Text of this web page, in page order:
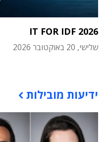
IT FOR IDF 2026
שלישי, 20 באוקטובר 2026
ידיעות מובילות